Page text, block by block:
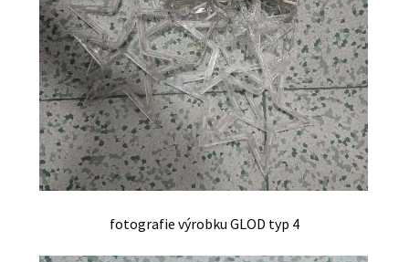
fotografie výrobku GLOD typ 4